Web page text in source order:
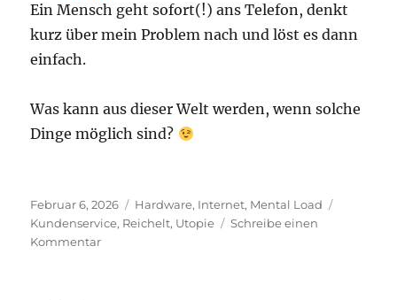
Ein Mensch geht sofort(!) ans Telefon, denkt
kurz über mein Problem nach und löst es dann
einfach.
Was kann aus dieser Welt werden, wenn solche
Dinge möglich sind?
Veröffentlicht
am
Februar 6, 2026 Kategorien
Hardware, Internet, Mental Load
Kundenservice, Reichelt, Utopie
Schreibe einen
Kommentarzu